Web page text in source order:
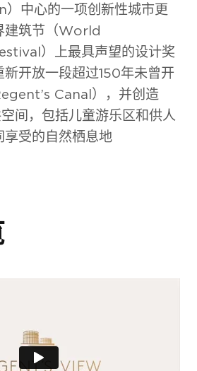
）中心的一项创新性城市更
建筑节（World
）上最具声望的设计奖
开放一段超过150年未曾开
Canal），并创造
间，包括儿童游乐区和供人
享受的自然栖息地